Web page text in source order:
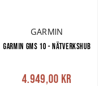
GARMIN
GARMIN GMS 10 - NÄTVERKSHUB
4.949,00 kr